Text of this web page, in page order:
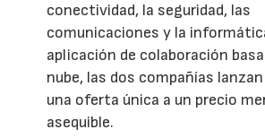
conectividad, la seguridad, las
comunicaciones y la
aplicación de colaboración
nube, las dos compañías
una oferta única a un precio
asequible.